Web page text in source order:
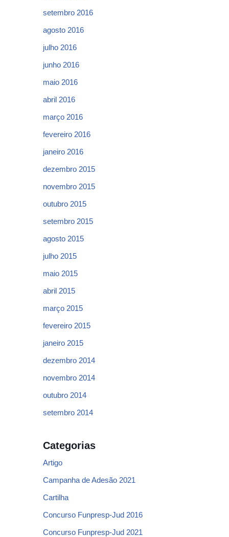
setembro 2016
agosto 2016
julho 2016
junho 2016
maio 2016
abril 2016
março 2016
fevereiro 2016
janeiro 2016
dezembro 2015
novembro 2015
outubro 2015
setembro 2015
agosto 2015
julho 2015
maio 2015
abril 2015
março 2015
fevereiro 2015
janeiro 2015
dezembro 2014
novembro 2014
outubro 2014
setembro 2014
Categorias
Artigo
Campanha de Adesão 2021
Cartilha
Concurso Funpresp-Jud 2016
Concurso Funpresp-Jud 2021